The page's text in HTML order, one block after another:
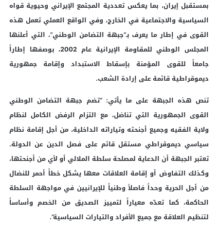
بمستقبل إيران، بما يعكس تعددية المجتمع الإيراني وحيوية قواه
السياسية والاجتماعية في الخارج، وفي الواقع العملي تعمل هذه
القوى في إطار ما يعرف بـ”جبهة التضامن الوطني”، التي أعلنها
المجلس الوطني للمقاومة الإيرانية عام 2002، بوصفها إطاراً
جامعاً للقوى المؤمنة بإسقاط الاستبداد وإقامة جمهورية
ديموقراطية قائمة على إرادة الشعب.
تنص هذه الجبهة على ما يأتي: “تضم جبهة التضامن الوطني
القوى الجمهورية التي تناضل، مع التزام الرفض الكامل لنظام
ولاية الفقيه وجميع أجنحته وتياراته الداخلية، من أجل إقامة نظام
سياسي ديموقراطي مستقل قائم على فصل الدين عن الدولة.
تعتبر الجبهة أن الدعاية لمصلحة سلطة الملالي أو لأي من أجنحتها،
وكذلك التفاوض أو إقامة العلاقات معها يشكل خطاً أحمر للنضال
من أجل الحرية وحداً فاصلاً وطنياً للإيرانيين في مواجهة السلطة
الحاكمة، كما تعدّه معياراً لتمييز الصديق من الخصم وأساساً
لتنظيم العلاقة مع جميع الأفراد والتيارات السياسية”.